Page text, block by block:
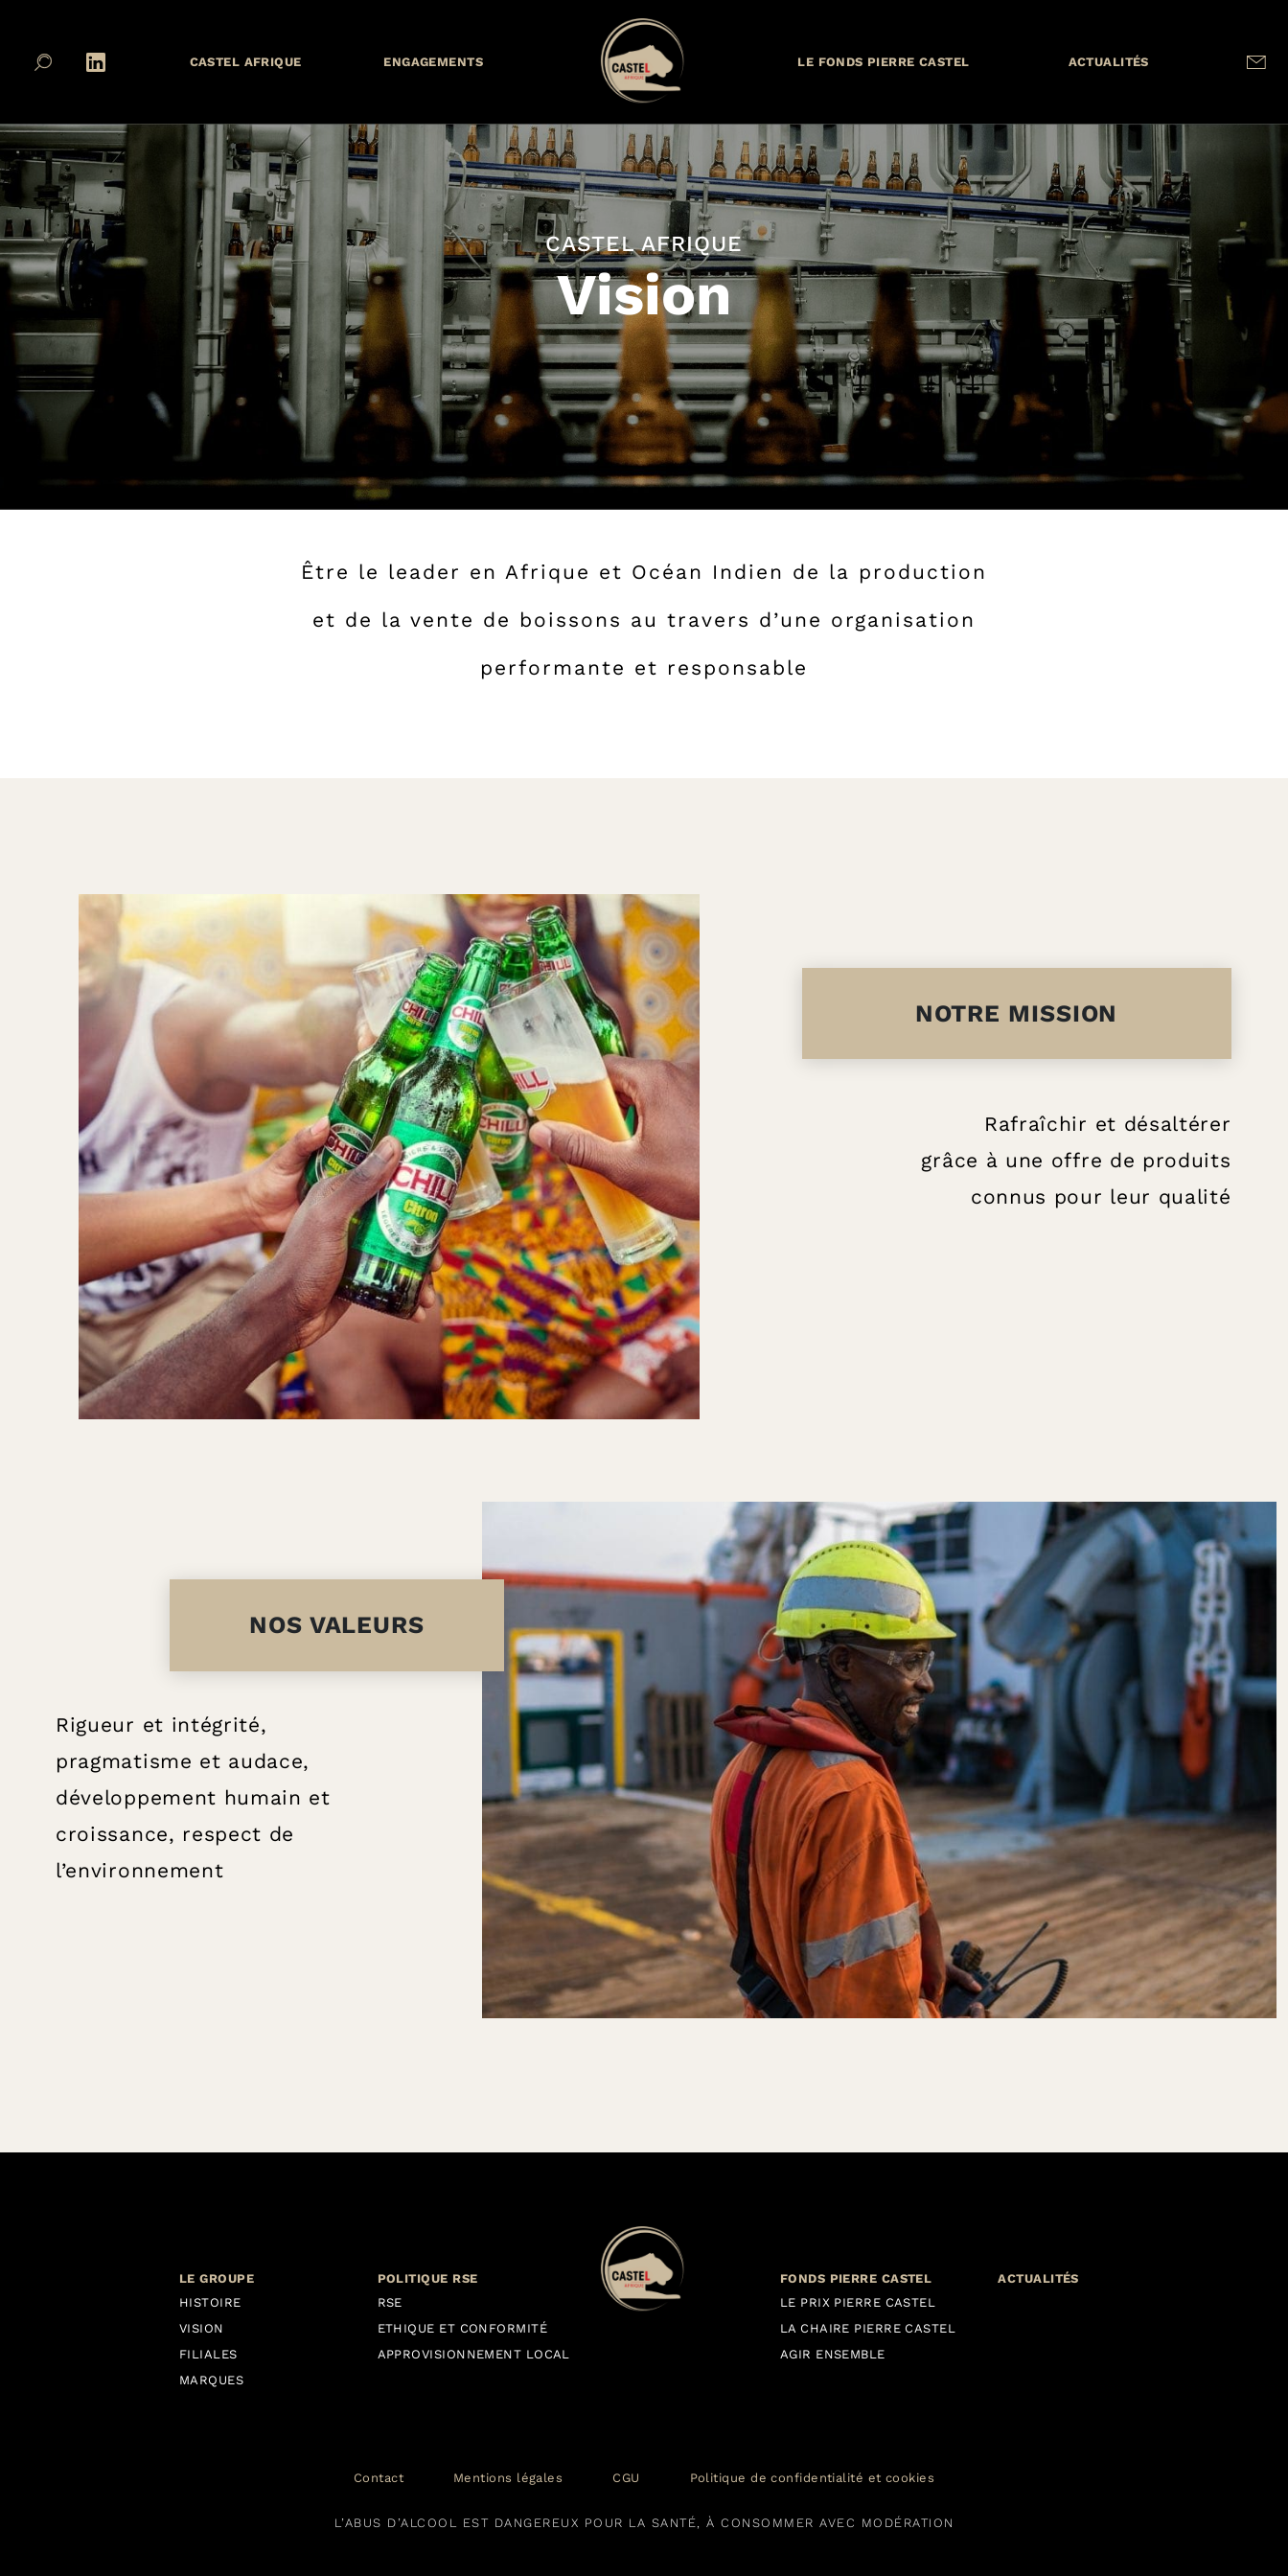
CASTEL AFRIQUE ENGAGEMENTS LE FONDS PIERRE CASTEL ACTUALITÉS
CASTEL AFRIQUE
Vision
Être le leader en Afrique et Océan Indien de la production
et de la vente de boissons au travers d’une organisation
performante et responsable
NOTRE MISSION
Rafraîchir et désaltérer
grâce à une offre de produits
connus pour leur qualité
NOS VALEURS
Rigueur et intégrité,
pragmatisme et audace,
développement humain et
croissance, respect de
l’environnement
LE GROUPE
HISTOIRE
VISION
FILIALES
MARQUES
POLITIQUE RSE
RSE
ETHIQUE ET CONFORMITÉ
APPROVISIONNEMENT LOCAL
FONDS PIERRE CASTEL
LE PRIX PIERRE CASTEL
LA CHAIRE PIERRE CASTEL
AGIR ENSEMBLE
ACTUALITÉS
Contact Mentions légales CGU Politique de confidentialité et cookies
L’ABUS D’ALCOOL EST DANGEREUX POUR LA SANTÉ, À CONSOMMER AVEC MODÉRATION